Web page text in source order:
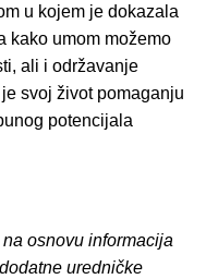
u kojem je dokazala
kako umom možemo
ali i održavanje
svoj život pomaganju
potencijala
osnovu informacija
uredničke